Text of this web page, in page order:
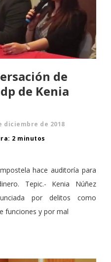
de
de Kenia
diciembre de 2018
2 minutos
hace auditoría para
Tepic.- Kenia Núñez
por delitos como
funciones y por mal